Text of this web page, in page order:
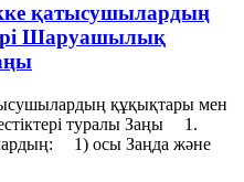
қатысушылардың
Шаруашылық
құқықтары мен
туралы Заңы 1.
1) осы Заңда және